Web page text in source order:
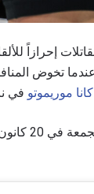
إحرازاً
عندما تخوض
كانا موريموتو في
النزال